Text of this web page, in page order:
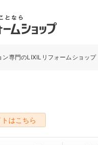
例を探す
トイレ
ームショップについて
専門のLIXILリフォームショップ
はこちら